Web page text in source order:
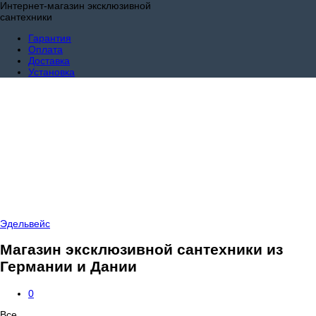
Интернет-магазин эксклюзивной
сантехники
Гарантия
Оплата
Доставка
Установка
Эдельвейс
Магазин эксклюзивной сантехники из
Германии и Дании
0